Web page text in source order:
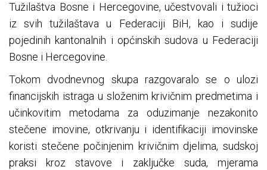
Tužilaštva Bosne i Hercegovine, učestvovali i tužioci
iz svih tužilaštava u Federaciji BiH, kao i sudije
pojedinih kantonalnih i općinskih sudova u Federaciji
Bosne i Hercegovine.
Tokom dvodnevnog skupa razgovaralo se o ulozi
financijskih istraga u složenim krivičnim predmetima i
učinkovitim metodama za oduzimanje nezakonito
stečene imovine, otkrivanju i identifikaciji imovinske
koristi stečene počinjenim krivičnim djelima, sudskoj
praksi kroz stavove i zaključke suda, mjerama